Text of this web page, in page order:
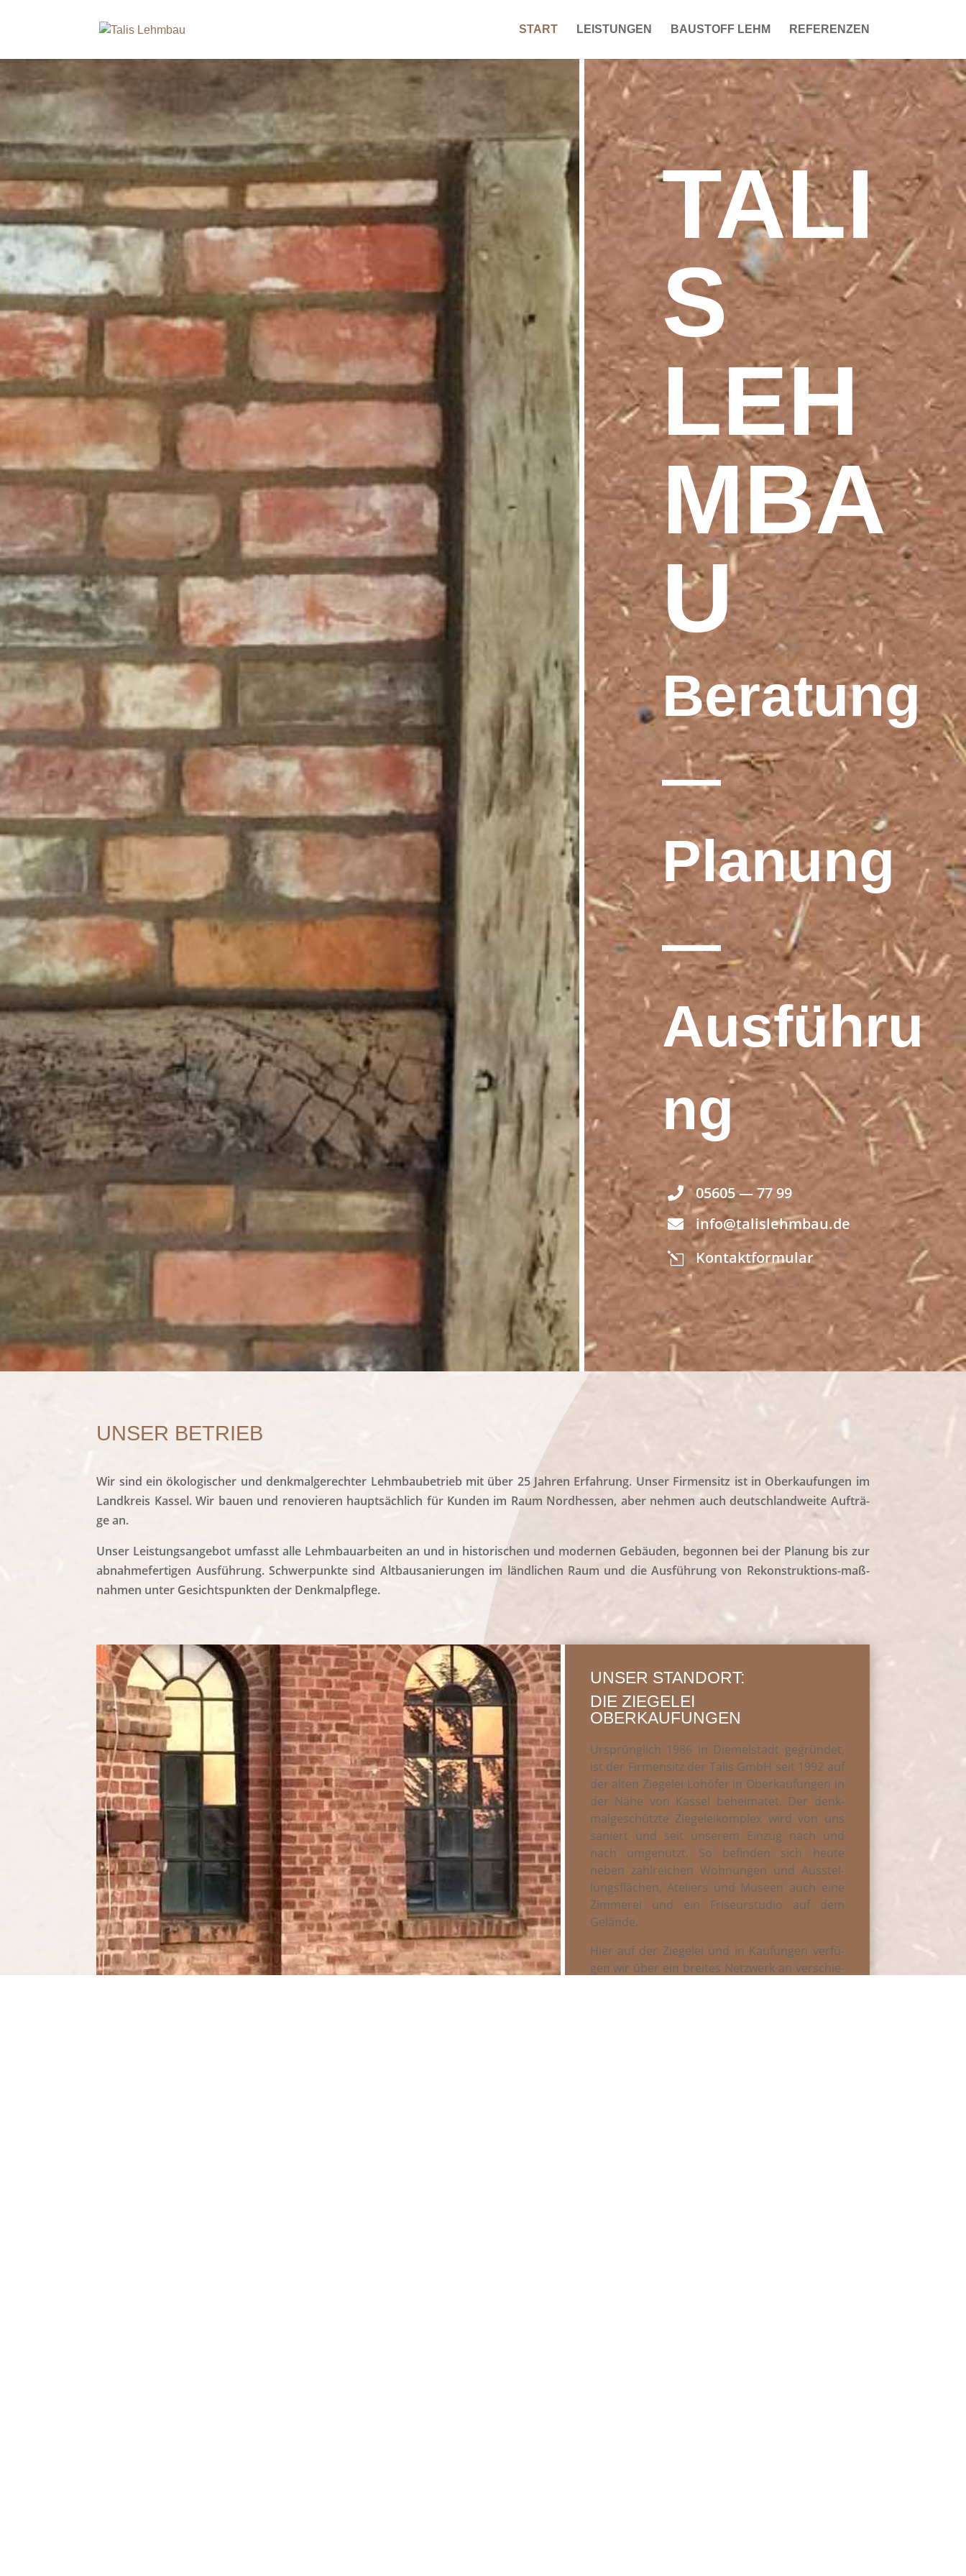
START LEISTUNGEN BAUSTOFF LEHM REFERENZEN
TALI
S
LEH
MBA
U
Beratung
—
Planung
—
Ausführu
ng
 05605 — 77 99
 info@talislehmbau.de
l Kon­takt­for­mu­lar
UNSER BETRIEB
Wir sind ein öko­lo­gi­scher und denk­mal­ge­rech­ter Lehm­bau­be­trieb mit über 25 Jah­ren Erfah­rung. Unser Fir­men­sitz ist in Ober­kau­fun­gen im
Land­kreis Kas­sel. Wir bau­en und reno­vie­ren haupt­säch­lich für Kun­den im Raum Nord­hes­sen, aber neh­men auch deutsch­land­wei­te Auf­trä­
ge an.
Unser Leis­tungs­an­ge­bot umfasst alle Lehm­bau­ar­bei­ten an und in his­to­ri­schen und moder­nen Gebäu­den, begon­nen bei der Pla­nung bis zur
abnah­me­fer­ti­gen Aus­füh­rung. Schwer­punk­te sind Alt­bau­sa­nie­run­gen im länd­li­chen Raum und die Aus­füh­rung von Rekon­struk­ti­ons-maß­
nah­men unter Gesichts­punk­ten der Denkmalpflege.
UNSER STANDORT:
DIE ZIEGELEI
OBERKAUFUNGEN
Ursprüng­lich 1986 in Die­mel­stadt gegrün­det,
ist der Fir­men­sitz der Talis GmbH seit 1992 auf
der alten Zie­ge­lei Lohö­fer in Ober­kau­fun­gen in
der Nähe von Kas­sel behei­ma­tet. Der denk­
mal­ge­schütz­te Zie­ge­lei­kom­plex wird von uns
saniert und seit unse­rem Ein­zug nach und
nach umge­nutzt. So befin­den sich heu­te
neben zahl­rei­chen Woh­nun­gen und Aus­stel­
lungs­flä­chen, Ate­liers und Muse­en auch eine
Zim­me­rei und ein Fri­seur­stu­dio auf dem
Gelände.
Hier auf der Zie­ge­lei und in Kau­fun­gen ver­fü­
gen wir über ein brei­tes Netz­werk an ver­schie­